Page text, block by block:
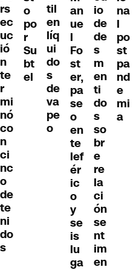
rs
ec
uc
ió
n
te
r
mi
nó
co
n
ci
nc
o
de
te
ni
do
s
o
po
r
Su
bt
el
til
en
líq
ui
do
s
de
va
pe
o
an
ue
l
Fo
st
er,
pa
se
o
en
te
lef
ér
ic
o
y
se
is
lu
ga
io
de
de
s
m
en
ti
do
s
so
br
e
re
la
ci
ón
se
nt
im
en
na
l
po
st
pa
nd
e
mi
a